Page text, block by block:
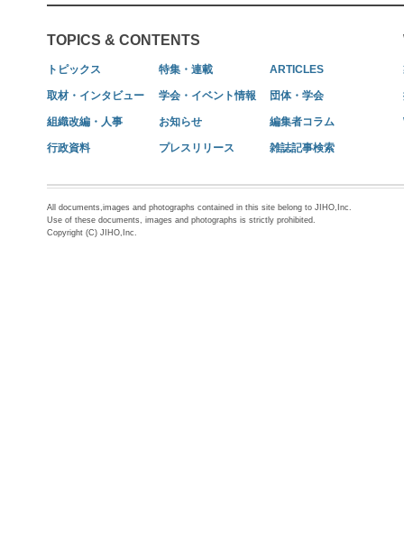
TOPICS & CONTENTS
トピックス 特集・連載 ARTICLES
取材・インタビュー 学会・イベント情報 団体・学会
組織改編・人事 お知らせ 編集者コラム
行政資料 プレスリリース 雑誌記事検索
All documents,images and photographs contained in this site belong to JIHO,Inc.
Use of these documents, images and photographs is strictly prohibited.
Copyright (C) JIHO,Inc.